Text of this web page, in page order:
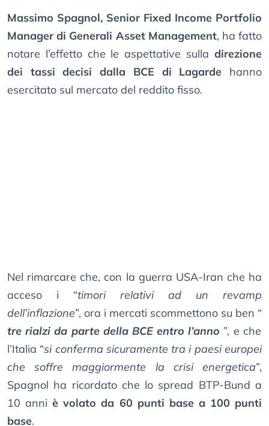
Massimo Spagnol, Senior Fixed Income Portfolio
Manager di Generali Asset Management, ha fatto
notare l’effetto che le aspettative sulla direzione
dei tassi decisi dalla BCE di Lagarde hanno
esercitato sul mercato del reddito fisso.
Nel rimarcare che, con la guerra USA-Iran che ha
acceso i “timori relativi ad un revamp
dell’inflazione”, ora i mercati scommettono su ben “
tre rialzi da parte della BCE entro l’anno ”, e che
l’Italia “si conferma sicuramente tra i paesi europei
che soffre maggiormente la crisi energetica”,
Spagnol ha ricordato che lo spread BTP-Bund a
10 anniè volato da 60 punti base a 100 punti
base.